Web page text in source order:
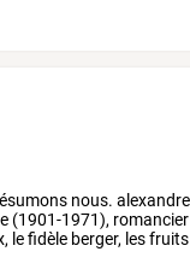
nous. alexandre
(1901-1971), romancier
lefidèle berger, lesfruits